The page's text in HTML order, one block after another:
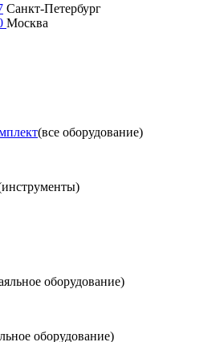
Санкт-Петербург
Москва
(все оборудование)
оборудование)
оборудование)